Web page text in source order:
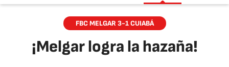
FBC MELGAR 3-1 CUIABÁ
¡Melgar logra la hazaña!